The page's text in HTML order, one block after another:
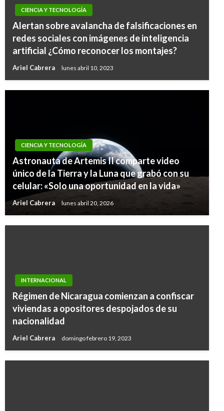
CIENCIA Y TECNOLOGÍA
Alertan sobre avalancha de falsificaciones en
redes sociales con imágenes de inteligencia
artificial ¿Cómo reconocer los montajes?
Ariel Cabrera lunes abril 10, 2023
CIENCIA Y TECNOLOGÍA
Astronauta de Artemis II comparte video
único de la Tierra y la Luna que grabó con su
celular: «Solo una oportunidad en la vida»
Ariel Cabrera lunes abril 20, 2026
INTERNACIONAL
Régimen de Nicaragua comienzan a confiscar
viviendas a opositores despojados de su
nacionalidad
Ariel Cabrera domingo febrero 19, 2023